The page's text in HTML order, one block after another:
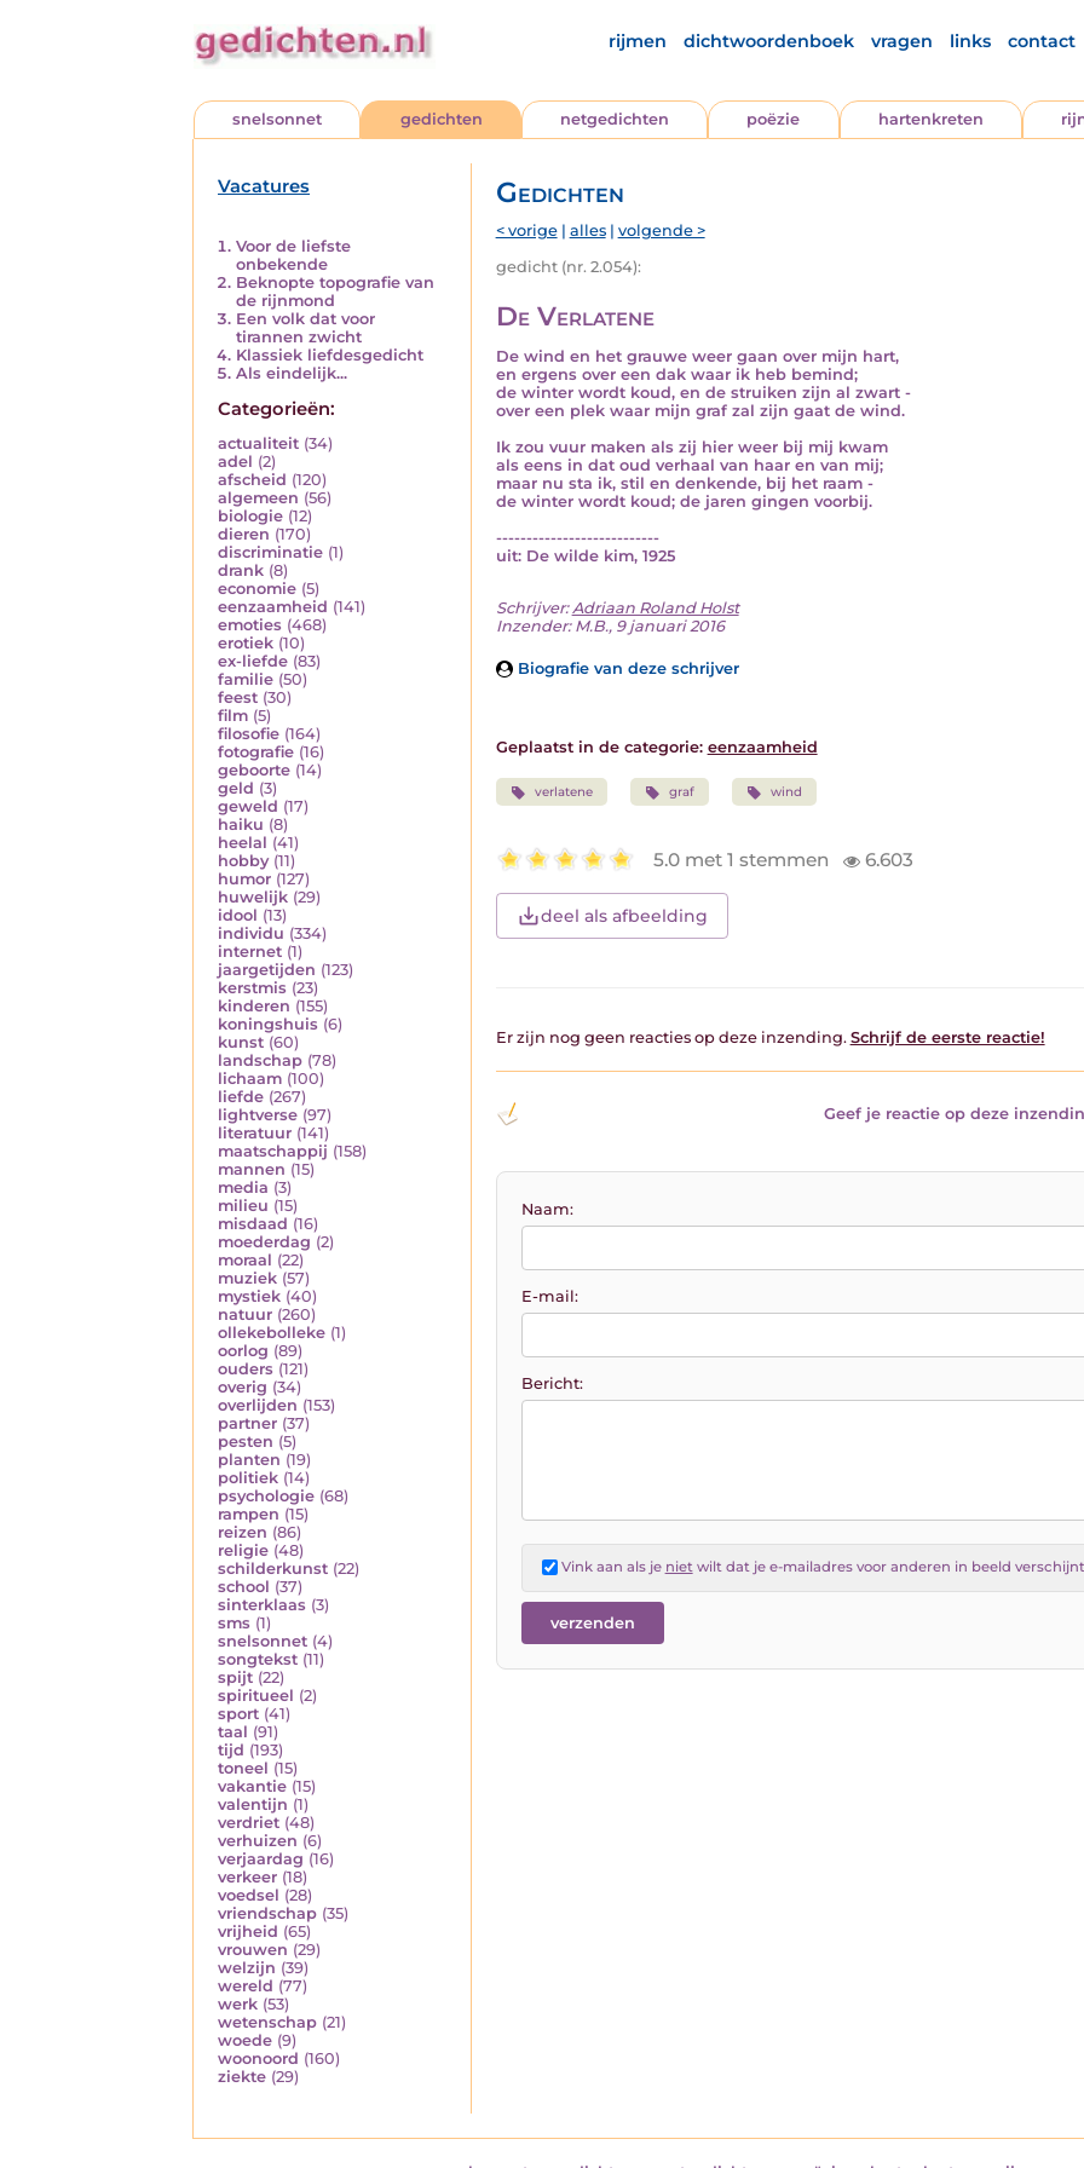
rijmen dichtwoordenboek vragen links contact
snelsonnet gedichten netgedichten poëzie hartenkreten
Vacatures
Voor de liefste
onbekende
Beknopte topografie van
de rijnmond
Een volk dat voor
tirannen zwicht
Klassiek liefdesgedicht
Als eindelijk...
Categorieën:
actualiteit (34)
adel (2)
afscheid (120)
algemeen (56)
biologie (12)
dieren (170)
discriminatie (1)
drank (8)
economie (5)
eenzaamheid (141)
emoties (468)
erotiek (10)
ex-liefde (83)
familie (50)
feest (30)
film (5)
filosofie (164)
fotografie (16)
geboorte (14)
geld (3)
geweld (17)
haiku (8)
heelal (41)
hobby (11)
humor (127)
huwelijk (29)
idool (13)
individu (334)
internet (1)
jaargetijden (123)
kerstmis (23)
kinderen (155)
koningshuis (6)
kunst (60)
landschap (78)
lichaam (100)
liefde (267)
lightverse (97)
literatuur (141)
maatschappij (158)
mannen (15)
media (3)
milieu (15)
misdaad (16)
moederdag (2)
moraal (22)
muziek (57)
mystiek (40)
natuur (260)
ollekebolleke (1)
oorlog (89)
ouders (121)
overig (34)
overlijden (153)
partner (37)
pesten (5)
planten (19)
politiek (14)
psychologie (68)
rampen (15)
reizen (86)
religie (48)
schilderkunst (22)
school (37)
sinterklaas (3)
sms (1)
snelsonnet (4)
songtekst (11)
spijt (22)
spiritueel (2)
sport (41)
taal (91)
tijd (193)
toneel (15)
vakantie (15)
valentijn (1)
verdriet (48)
verhuizen (6)
verjaardag (16)
verkeer (18)
voedsel (28)
vriendschap (35)
vrijheid (65)
vrouwen (29)
welzijn (39)
wereld (77)
werk (53)
wetenschap (21)
woede (9)
woonoord (160)
ziekte (29)
Gedichten
< vorige| alles| volgende >
gedicht (nr. 2.054):
De Verlatene
De wind en het grauwe weer gaan over mijn hart,
en ergens over een dak waar ik heb bemind;
de winter wordt koud, en de struiken zijn al zwart -
over een plek waar mijn graf zal zijn gaat de wind.
Ik zou vuur maken als zij hier weer bij mij kwam
als eens in dat oud verhaal van haar en van mij;
maar nu sta ik, stil en denkende, bij het raam -
de winter wordt koud; de jaren gingen voorbij.
---------------------------
uit: De wilde kim, 1925
Schrijver: Adriaan Roland Holst
Inzender: M.B., 9 januari 2016
Biografie van deze schrijver
Geplaatst in de categorie: eenzaamheid
verlatene graf wind
5.0 met 1 stemmen 6.603
deel als afbeelding
Er zijn nog geen reacties op deze inzending. Schrijf de eerste reactie!
Geef je reactie op deze
Naam:
E-mail:
Bericht:
Vink aan als je nietwilt dat je e-mailadres voor anderen in beeld verschijnt